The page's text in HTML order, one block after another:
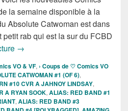
la semaine disponible à la
Absolute Catwoman est dans
rab qui est la sur du FCBD
Sortie des comics VO de la
→
VO & VF, › Coups de ♡ Comics VO
CATWOMAN #1 (OF 6),
#10 CVR A JAHNOY LINDSAY,
A RYAN SOOK, ALIAS: RED BAND #1
, ALIAS: RED BAND #3